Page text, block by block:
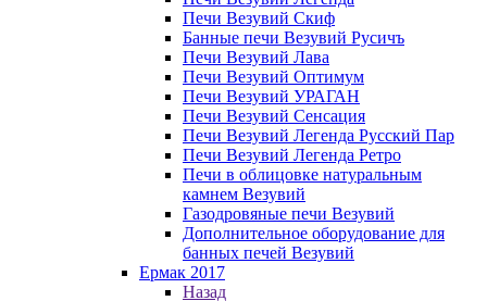
Печи Везувий Скиф
Банные печи Везувий Русичъ
Печи Везувий Лава
Печи Везувий Оптимум
Печи Везувий УРАГАН
Печи Везувий Сенсация
Печи Везувий Легенда Русский Пар
Печи Везувий Легенда Ретро
Печи в облицовке натуральным
камнем Везувий
Газодровяные печи Везувий
Дополнительное оборудование для
банных печей Везувий
Ермак 2017
Назад